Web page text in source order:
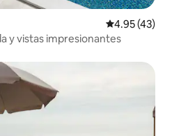
Calificación
4.95 (43)
y vistas impresionantes